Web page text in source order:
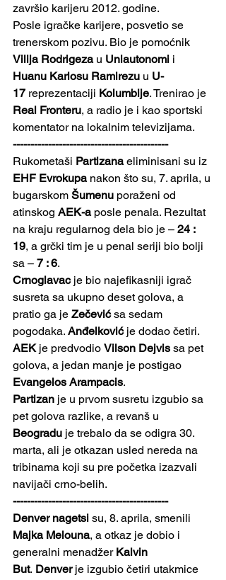
završio karijeru 2012. godine.
Posle igračke karijere, posvetio se
trenerskom pozivu. Bio je pomoćnik
Vilija Rodrigeza u Uniautonomi i
Huanu Karlosu Ramirezu u U-
17 reprezentaciji Kolumbije. Trenirao je
Real Fronteru, a radio je i kao sportski
komentator na lokalnim televizijama.
--------------------------------------------
Rukometaši Partizana eliminisani su iz
EHF Evrokupa nakon što su, 7. aprila, u
bugarskom Šumenu poraženi od
atinskog AEK-a posle penala. Rezultat
na kraju regularnog dela bio je – 24 :
19, a grčki tim je u penal seriji bio bolji
sa – 7 : 6.
Crnoglavac je bio najefikasniji igrač
susreta sa ukupno deset golova, a
pratio ga je Zečević sa sedam
pogodaka. Anđelković je dodao četiri.
AEK je predvodio Vilson Dejvis sa pet
golova, a jedan manje je postigao
Evangelos Arampacis.
Partizan je u prvom susretu izgubio sa
pet golova razlike, a revanš u
Beogradu je trebalo da se odigra 30.
marta, ali je otkazan usled nereda na
tribinama koji su pre početka izazvali
navijači crno-belih.
--------------------------------------------
Denver nagetsi su, 8. aprila, smenili
Majka Melouna, a otkaz je dobio i
generalni menadžer Kalvin
But. Denver je izgubio četiri utakmice